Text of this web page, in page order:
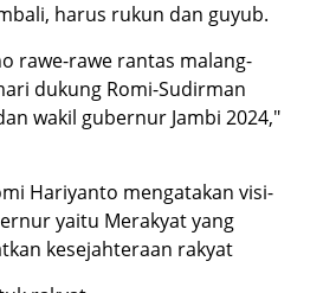
harus rukun dan guyub.
rawe-rawe rantas malang-
dukung Romi-Sudirman
wakil gubernur Jambi 2024,"
Hariyanto mengatakan visi-
yaitu Merakyat yang
kesejahteraan rakyat